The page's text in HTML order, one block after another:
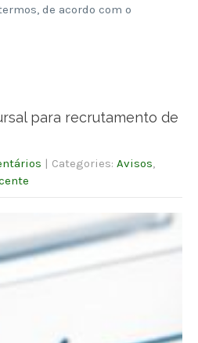
de acordo com o
para recrutamento de
| Categories: Avisos